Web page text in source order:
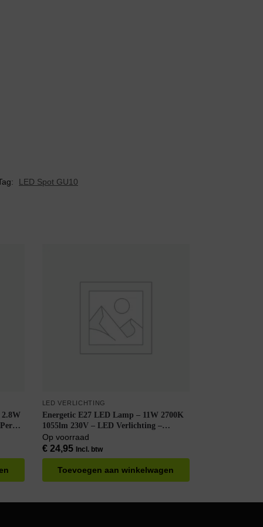
LED Spot GU10
2.8W
LED VERLICHTING
Energetic E27 LED Lamp – 11W 2700K
1055lm 230V – LED Verlichting –
LEDBulb Flame A60 – Warm Wit –
Dimbaar – Per doos à 6 stuks
Op voorraad
€24,95 Incl. btw
Toevoegen aan winkelwagen